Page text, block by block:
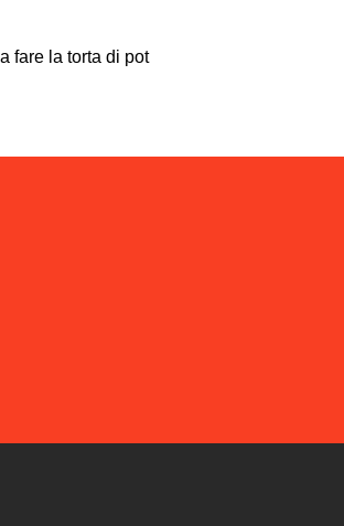
fare la torta di pot